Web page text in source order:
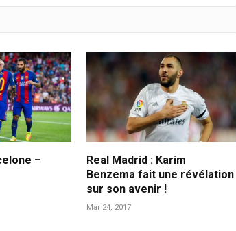
–
Real Madrid : Karim
Benzema fait une révélation
sur son avenir !
Mar 24, 2017